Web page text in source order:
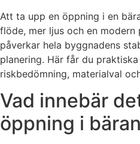
Att ta upp en öppning i en
flöde, mer ljus och en modern
påverkar hela byggnadens
planering. Här får du
riskbedömning, materialval
Vad innebär
öppning i